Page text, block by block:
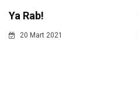
Ya Rab!
20 Mart 2021